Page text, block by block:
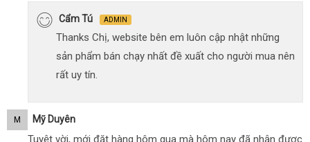
Cẩm Tú ADMIN
Thanks Chị, website bên em luôn cập nhật những
sản phẩm bán chạy nhất đề xuất cho người mua nên
rất uy tín.
M Mỹ Duyên
Tuyệt vời, mới đặt hàng hôm qua mà hôm nay đã nhận được